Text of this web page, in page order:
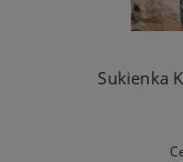
Sukienka